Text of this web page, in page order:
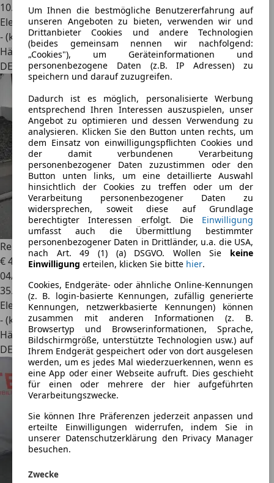
Um Ihnen die bestmögliche Benutzererfahrung auf
unseren Angeboten zu bieten, verwenden wir und
Drittanbieter Cookies und andere Technologien
(beides gemeinsam nennen wir nachfolgend:
„Cookies"), um Geräteinformationen und
personenbezogene Daten (z.B. IP Adressen) zu
speichern und darauf zuzugreifen.
Dadurch ist es möglich, personalisierte Werbung
entsprechend Ihren Interessen auszuspielen, unser
Angebot zu optimieren und dessen Verwendung zu
analysieren. Klicken Sie den Button unten rechts, um
dem Einsatz von einwilligungspflichten Cookies und
der damit verbundenen Verarbeitung
personenbezogener Daten zuzustimmen oder den
Button unten links, um eine detaillierte Auswahl
hinsichtlich der Cookies zu treffen oder um der
Verarbeitung personenbezogener Daten zu
widersprechen, soweit diese auf Grundlage
berechtigter Interessen erfolgt. Die Einwilligung
umfasst auch die Übermittlung bestimmter
personenbezogener Daten in Drittländer, u.a. die USA,
nach Art. 49 (1) (a) DSGVO. Wollen Sie keine
Einwilligung erteilen, klicken Sie bitte hier.
Cookies, Endgeräte- oder ähnliche Online-Kennungen
(z. B. login-basierte Kennungen, zufällig generierte
Kennungen, netzwerkbasierte Kennungen) können
zusammen mit anderen Informationen (z. B.
Browsertyp und Browserinformationen, Sprache,
Bildschirmgröße, unterstützte Technologien usw.) auf
Ihrem Endgerät gespeichert oder von dort ausgelesen
werden, um es jedes Mal wiederzuerkennen, wenn es
eine App oder einer Webseite aufruft. Dies geschieht
für einen oder mehrere der hier aufgeführten
Verarbeitungszwecke.
Sie können Ihre Präferenzen jederzeit anpassen und
erteilte Einwilligungen widerrufen, indem Sie in
unserer Datenschutzerklärung den Privacy Manager
besuchen.
Zwecke
10.000 km
Elektro
- (kWh/100 km)
Händler
DE 53757
Renault Twizy(mit Batterie) Color, 8-fach, Sommer auf ALU
€ 4.000
04/2012
35.245 km
Elektro
- (kWh/100 km)
Händler
DE 72810